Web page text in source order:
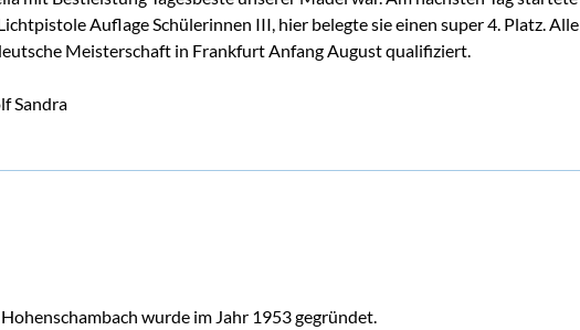
Auflage Schülerinnen III, hier belegte sie einen super 4. Platz. Alle
Meisterschaft in Frankfurt Anfang August qualifiziert.
Sandra
wurde im Jahr 1953 gegründet.